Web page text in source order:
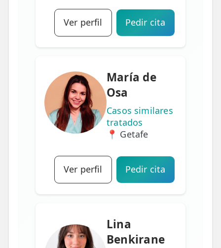
Ver perfil Pedir cita
María de
Osa
Casos similares
tratados
📍 Getafe
Ver perfil Pedir cita
Lina
Benkirane